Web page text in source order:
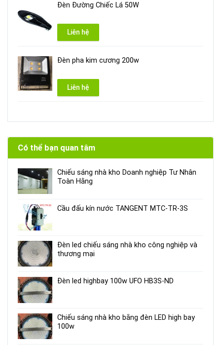
Đèn Đường Chiếc Lá 50W
Liên hệ
Đèn pha kim cương 200w
Liên hệ
Có thể bạn quan tâm
Chiếu sáng nhà kho Doanh nghiệp Tư Nhân
Toàn Hằng
Cầu đấu kín nước TANGENT MTC-TR-3S
Đèn led chiếu sáng nhà kho công nghiệp và
thương mại
Đèn led highbay 100w UFO HB3S-ND
Chiếu sáng nhà kho bằng đèn LED high bay
100w